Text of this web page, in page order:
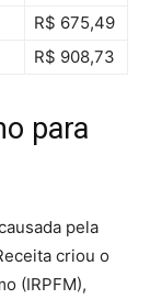
R$ 675,49
R$ 908,73
para
pela
criou o
(IRPFM),